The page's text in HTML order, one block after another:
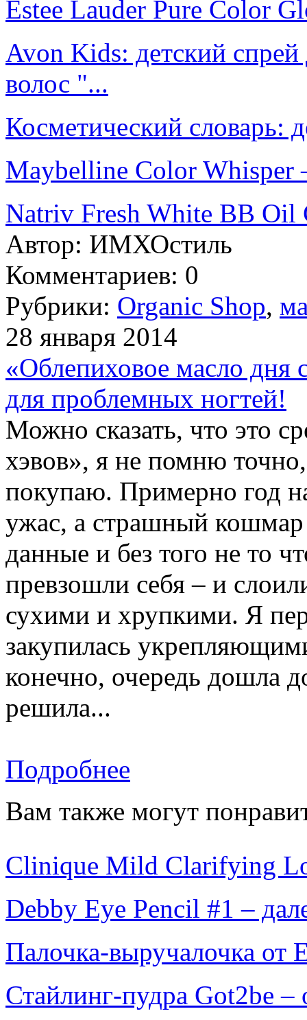
Estee Lauder Pure Color
Avon Kids: детский спрей
волос "...
Косметический словарь:
Maybelline Color Whisper
Natriv Fresh White BB Oil
Автор: ИМХОстиль
Комментариев: 0
Рубрики: Organic Shop,
28 января 2014
«Облепиховое масло дня
для проблемных ногтей!
Можно сказать, что это
хэвов», я не помню
покупаю. Примерно год
ужас, а страшный
данные и без того не то
превзошли себя – и
сухими и хрупкими. Я
закупилась
конечно, очередь дошла
решила...
Подробнее
Вам также могут
Clinique Mild Clarifying
Debby Eye Pencil #1 –
Палочка-выручалочка от
Стайлинг-пудра Got2be